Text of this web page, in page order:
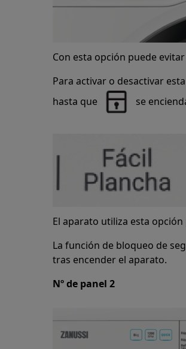
Con esta opción puede
Para activar o desactivar
hasta que
se
El aparato utiliza esta
La función de bloqueo de
tras encender el aparato.
Nº de panel 2